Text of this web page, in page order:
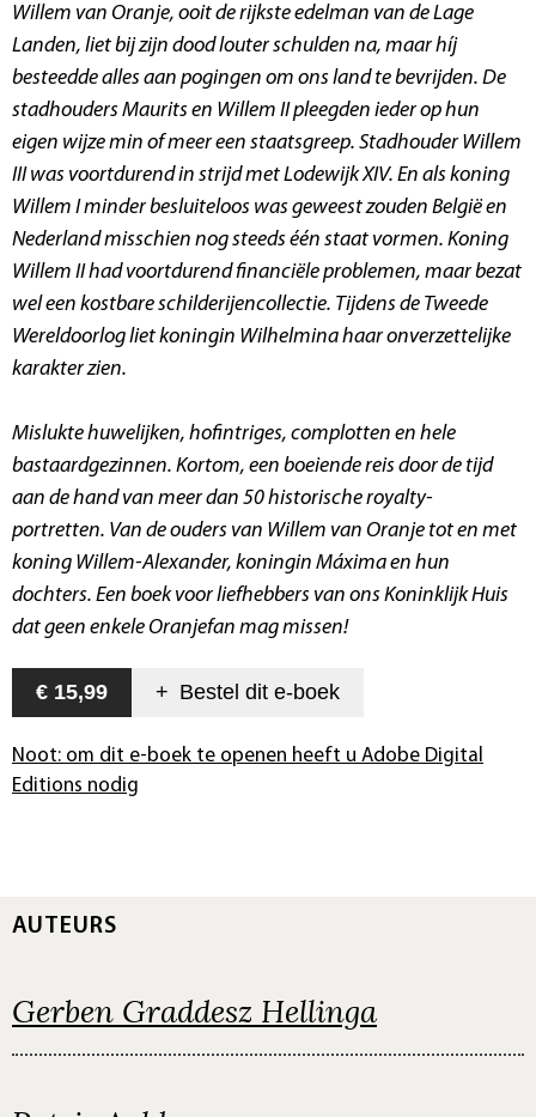
Willem van Oranje, ooit de rijkste edelman van de Lage
Landen, liet bij zijn dood louter schulden na, maar híj
besteedde alles aan pogingen om ons land te bevrijden. De
stadhouders Maurits en Willem II pleegden ieder op hun
eigen wijze min of meer een staatsgreep. Stadhouder Willem
III was voortdurend in strijd met Lodewijk XIV. En als koning
Willem I minder besluiteloos was geweest zouden België en
Nederland misschien nog steeds één staat vormen. Koning
Willem II had voortdurend financiële problemen, maar bezat
wel een kostbare schilderijencollectie. Tijdens de Tweede
Wereldoorlog liet koningin Wilhelmina haar onverzettelijke
karakter zien.
Mislukte huwelijken, hofintriges, complotten en hele
bastaardgezinnen. Kortom, een boeiende reis door de tijd
aan de hand van meer dan 50 historische royalty-
portretten. Van de ouders van Willem van Oranje tot en met
koning Willem-Alexander, koningin Máxima en hun
dochters. Een boek voor liefhebbers van ons Koninklijk Huis
dat geen enkele Oranjefan mag missen!
€ 15,99 + Bestel dit e-boek
Noot: om dit e-boek te openen heeft u Adobe Digital
Editions nodig
AUTEURS
Gerben Graddesz Hellinga